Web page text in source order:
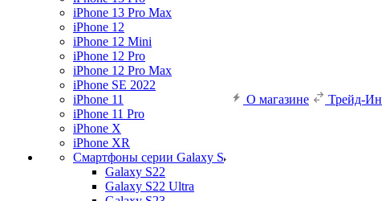
iPhone 13 Pro Max
iPhone 12
iPhone 12 Mini
iPhone 12 Pro
iPhone 12 Pro Max
iPhone SE 2022
iPhone 11
iPhone 11 Pro
iPhone X
iPhone XR
Смартфоны серии Galaxy S
Galaxy S22
Galaxy S22 Ultra
О магазине Трейд-Ин